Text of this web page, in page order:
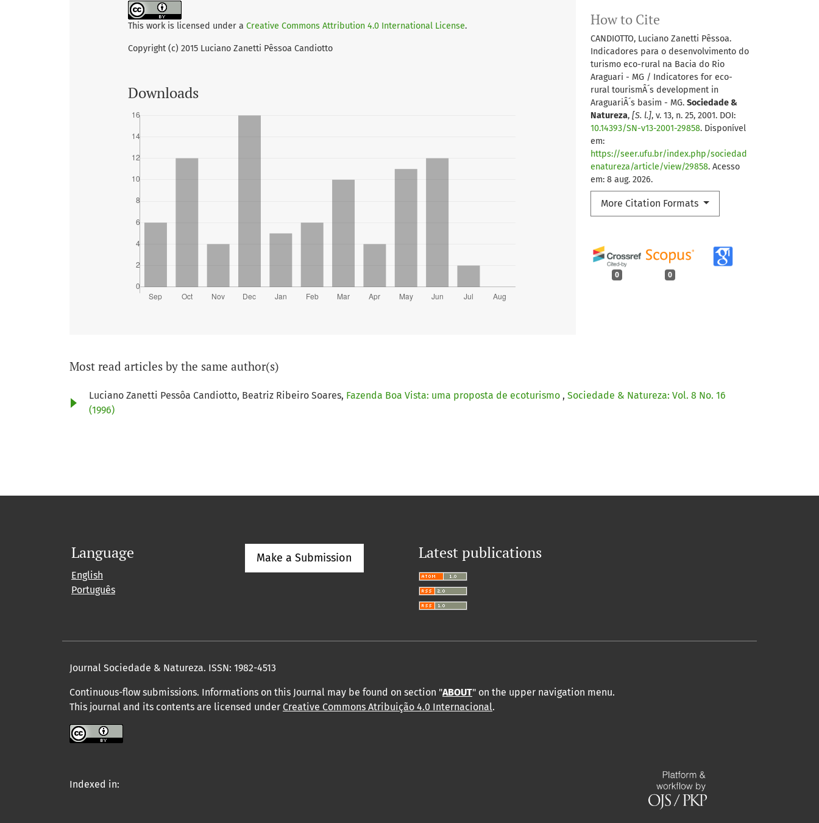
How to Cite
CANDIOTTO, Luciano Zanetti Pêssoa.
Indicadores para o desenvolvimento do
turismo eco-rural na Bacia do Rio
Araguari - MG / Indicatores for eco-
rural tourismÂ´s development in
AraguariÂ´s basim - MG. Sociedade &
Natureza, [S. l.], v. 13, n. 25, 2001. DOI:
10.14393/SN-v13-2001-29858. Disponível
em:
https://seer.ufu.br/index.php/sociedad
enatureza/article/view/29858. Acesso
em: 8 aug. 2026.
More Citation Formats
0 0
This work is licensed under a Creative Commons Attribution 4.0 International License.
Copyright (c) 2015 Luciano Zanetti Pêssoa Candiotto
Downloads
Most read articles by the same author(s)
Luciano Zanetti Pessôa Candiotto, Beatriz Ribeiro Soares, Fazenda Boa Vista: uma proposta de ecoturismo , Sociedade & Natureza: Vol. 8 No. 16
(1996)
Language
English
Português
Make a Submission Latest publications
Journal Sociedade & Natureza. ISSN: 1982-4513
Continuous-flow submissions. Informations on this Journal may be found on section "ABOUT" on the upper navigation menu.
This journal and its contents are licensed under Creative Commons Atribuição 4.0 Internacional.
Indexed in: